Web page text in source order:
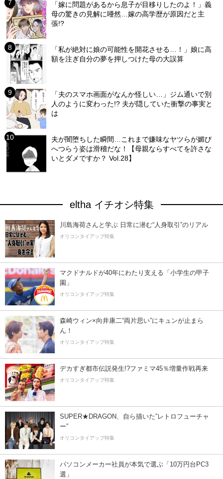
「嫁に問題があるから息子が目移りしたのよ！」義
母の驚きの見解に唖然…嫁の高学歴が原因だと主
張!?
「私が絶対に娘の可能性を開花させる…！」娘に高
額を注ぎ自分の夢を押しつけた母の大誤算
「夫のスマホ画面がなんか怪しい…」ジム通いで別
人のように変わった!? 夫が隠していた衝撃の事実と
は
夫が闇堕ちした瞬間…これまで嫌味なヤツらが媚び
へつらう姿は滑稽だな！【母親ならすべてを許さな
いとダメですか？ Vol.28】
eltha イチオシ特集
川島海荷さんと学ぶ 日常に潜む“人身取引”のリアル
オリコンタイアップ特集
マクドナルドが40年にわたり支える「小学生の甲子
園」
オリコンタイアップ特集
森崎ウィン×向井康二“両片思い”にキュンが止まら
ん！
オリコンタイアップ特集
デカすぎ都市伝説発生!?ファミマ45％増量作戦再来
オリコンタイアップ特集
SUPER★DRAGON、自ら描いた”レトロフューチャ
ー”
オリコンタイアップ特集
パソコンメーカー社員が本気で選ぶ「10万円台PC3
選」